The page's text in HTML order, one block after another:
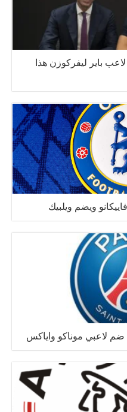
باير ليفركوزن هذا
ويضم ويلبيك
لاعبي موناكو واياكس